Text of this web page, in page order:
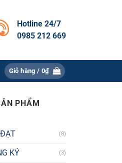
Hotline 24/7
0985 212 669
Giỏ hàng / 0₫
PHẨM
(8)
KÝ (3)